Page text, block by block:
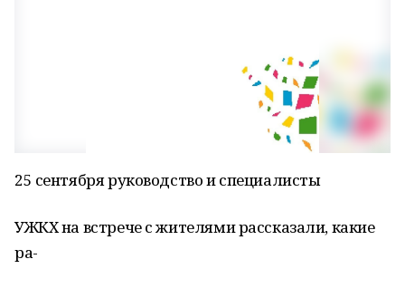
25 сентября руководство и специалисты
УЖКХ на встрече с жителями рассказали, какие
ра-